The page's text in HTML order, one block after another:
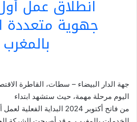
انطلاق عمل
جهوية متعددة
بالمغرب
جهة الدار البيضاء – سطات، القاطرة
اليوم مرحلة مهمة، حيث ستشهد ابتداء
من فاتح أكتوبر 2024 البداية